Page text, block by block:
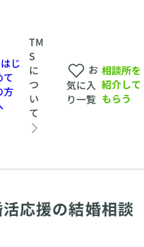
はじ
て
方
TM
S
に
つ
い
て
お
気に入
り一覧
相談所を
紹介して
もらう
応援の結婚相談